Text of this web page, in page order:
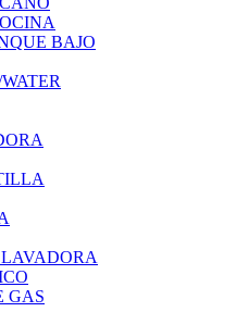
BAJO
GAS